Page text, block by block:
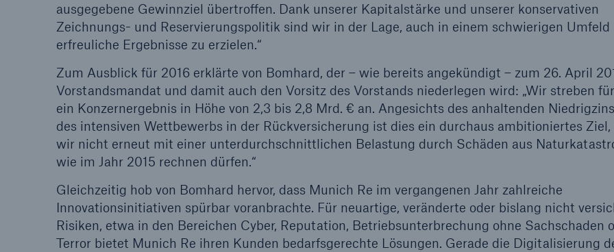
ausgegebene Gewinnziel übertroffen. Dank unserer Kapitalstärke und unserer konservativen
Zeichnungs- und Reservierungspolitik sind wir in der Lage, auch in einem schwierigen Umfeld
erfreuliche Ergebnisse zu erzielen.“
Zum Ausblick für 2016 erklärte von Bomhard, der – wie bereits angekündigt – zum 26. April
Vorstandsmandat und damit auch den Vorsitz des Vorstands niederlegen wird: „Wir streben
ein Konzernergebnis in Höhe von 2,3 bis 2,8 Mrd. € an. Angesichts des anhaltenden
des intensiven Wettbewerbs in der Rückversicherung ist dies ein durchaus ambitioniertes Ziel,
wir nicht erneut mit einer unterdurchschnittlichen Belastung durch Schäden aus
wie im Jahr 2015 rechnen dürfen.“
Gleichzeitig hob von Bomhard hervor, dass Munich Re im vergangenen Jahr zahlreiche
Innovationsinitiativen spürbar voranbrachte. Für neuartige, veränderte oder bislang nicht
Risiken, etwa in den Bereichen Cyber, Reputation, Betriebsunterbrechung ohne Sachschaden
Terror bietet Munich Re ihren Kunden bedarfsgerechte Lösungen. Gerade die Digitalisierung
Lösungen
Sachdeckung durch einen
leistungsfähigen
Fakten
Leistungsentscheidung in
der BU-Versicherung bis zu
Cyber
Internetkriminalität
600
US Dollar im Jahr